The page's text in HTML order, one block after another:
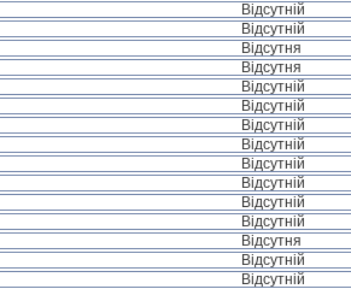
Відсутній
Відсутній
Відсутня
Відсутня
Відсутній
Відсутній
Відсутній
Відсутній
Відсутній
Відсутній
Відсутній
Відсутній
Відсутня
Відсутній
Відсутній